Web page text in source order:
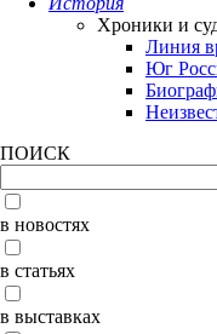
Хроники и
Линия
Юг
ПОИСК
в новостях
в статьях
в выставках